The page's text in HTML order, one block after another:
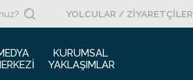
YOLCULAR / ZİYARETÇİLER
KURUMSAL
YAKLAŞIMLAR